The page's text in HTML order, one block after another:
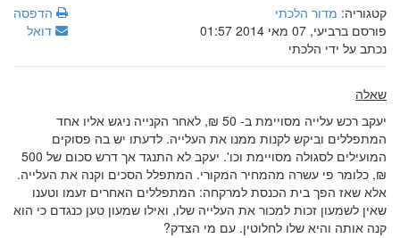
הדפסה
דואל
קטגוריה: מדור הלכתי
פורסם ברביעי, 07 מאי 2014 01:57
נכתב על ידי הלכתי
שאלה
יעקב רכש עלייה מסויימת ב- 50 ₪, לאחר הקנייה ניגש אליו אחד
המתפללים וביקש לקנות ממנו את העלייה. לדעתו יש בה פסוקים
המועילים לסגולה מסויימת וכו'. יעקב לא התנגד אך דרש סכום של 500
₪, כלומר פי עשרה מהמחיר המקורי. המתפלל הסכים וקנה את העלייה.
אלא שאז הפך בית הכנסת למרקחה: המתפללים האחרים זעמו וטענו
שאין לשמעון זכות למכור את העלייה שלו, ואילו שמעון טען כנגדם כי הוא
קנה אותה והיא שלו לחלוטין. עם מי הצדק?